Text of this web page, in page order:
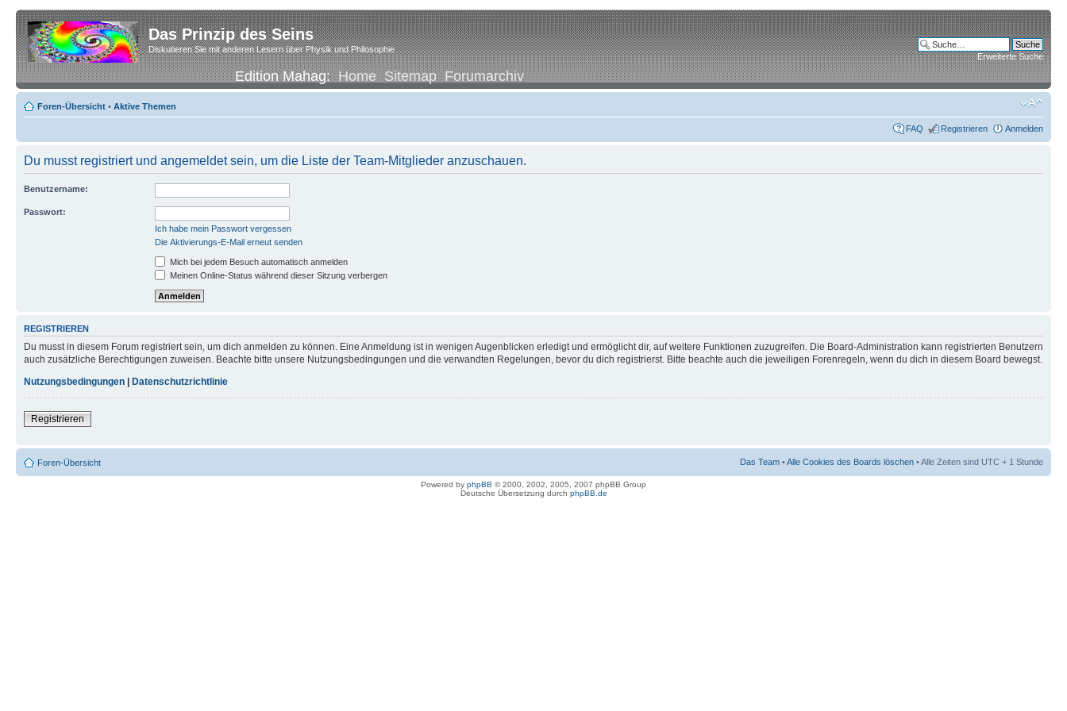
Das Prinzip des Seins
Diskutieren Sie mit anderen Lesern über Physik und Philosophie
Edition Mahag:Home Sitemap Forumarchiv
Erweiterte Suche
Foren-Übersicht • Aktive Themen
FAQ Registrieren Anmelden
Du musst registriert und angemeldet sein, um die Liste der Team-Mitglieder anzuschauen.
Benutzername:
Passwort:
Ich habe mein Passwort vergessen
Die Aktivierungs-E-Mail erneut senden
Mich bei jedem Besuch automatisch anmelden
Meinen Online-Status während dieser Sitzung verbergen
REGISTRIEREN
Du musst in diesem Forum registriert sein, um dich anmelden zu können. Eine Anmeldung ist in wenigen Augenblicken erledigt und ermöglicht dir, auf weitere Funktionen zuzugreifen. Die Board-Administration kann registrierten Benutzern
auch zusätzliche Berechtigungen zuweisen. Beachte bitte unsere Nutzungsbedingungen und die verwandten Regelungen, bevor du dich registrierst. Bitte beachte auch die jeweiligen Forenregeln, wenn du dich in diesem Board bewegst.
Nutzungsbedingungen
Datenschutzrichtlinie
Registrieren
Foren-Übersicht Das Team •Alle Cookies des Boards löschen • Alle Zeiten sind UTC + 1 Stunde
Powered by phpBB © 2000, 2002, 2005, 2007 phpBB Group
Deutsche Übersetzung durch phpBB.de